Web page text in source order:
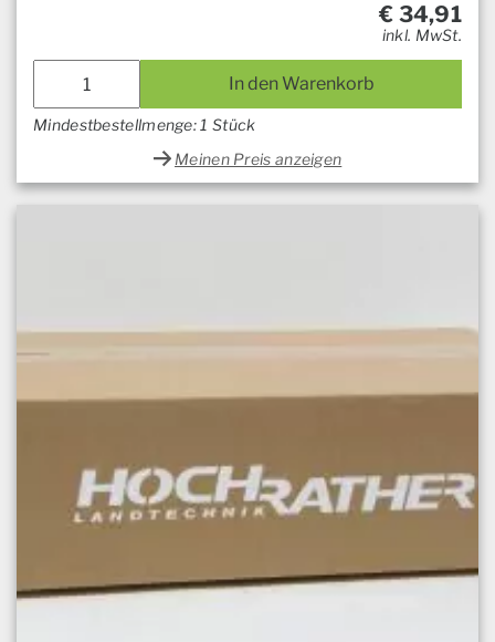
€ 34,91
inkl. MwSt.
In den Warenkorb
Mindestbestellmenge: 1 Stück
Meinen Preis anzeigen